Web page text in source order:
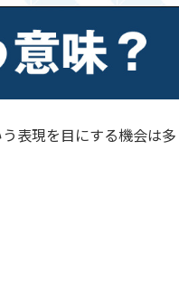
表現を目にする機会は多